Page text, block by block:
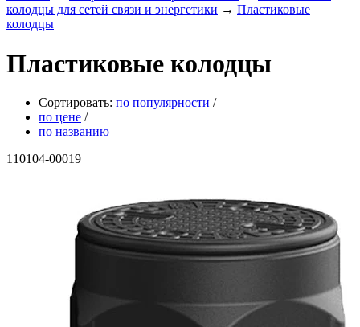
колодцы для сетей связи и энергетики → Пластиковые
колодцы
Пластиковые колодцы
Сортировать: по популярности /
по цене /
по названию
110104-00019